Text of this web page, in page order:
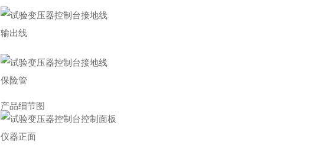
输出线
保险管
产品细节图
仪器正面